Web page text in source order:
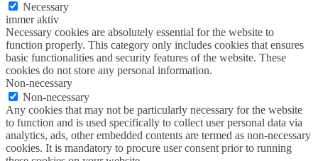
Necessary
immer aktiv
Necessary cookies are absolutely essential for the website to
function properly. This category only includes cookies that ensures
basic functionalities and security features of the website. These
cookies do not store any personal information.
Non-necessary
Non-necessary
Any cookies that may not be particularly necessary for the website
to function and is used specifically to collect user personal data via
analytics, ads, other embedded contents are termed as non-necessary
cookies. It is mandatory to procure user consent prior to running